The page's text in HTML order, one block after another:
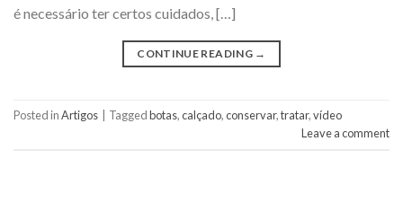
é necessário ter certos cuidados, […]
CONTINUE READING →
Posted inArtigos Taggedbotas,calçado,conservar,tratar,vídeo
Leave a comment